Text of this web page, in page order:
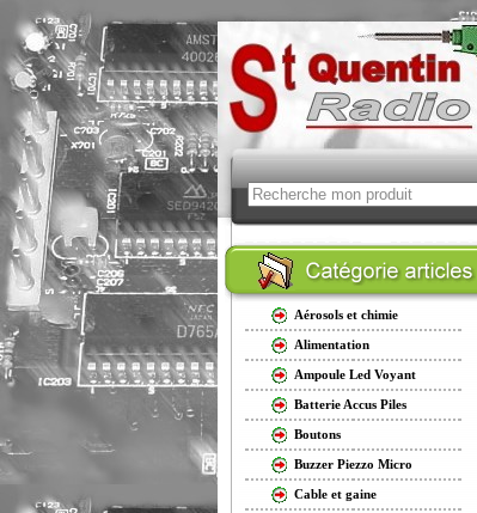
Aérosols et chimie
Alimentation
Ampoule Led Voyant
Batterie Accus Piles
Boutons
Buzzer Piezzo Micro
Cable et gaine